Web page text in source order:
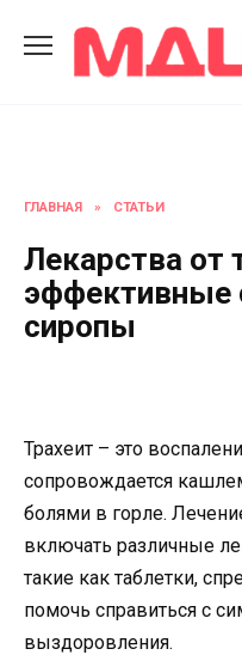
содержанию
ГЛАВНАЯ » СТАТЬИ
Лекарства от
эффективные
сиропы
Трахеит – это
сопровождается
болями в горле.
включать различные
такие как таблетки,
помочь справиться с
выздоровления.